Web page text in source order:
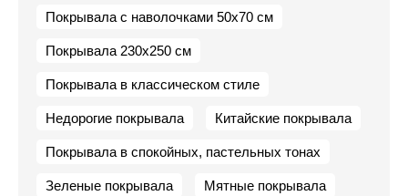
Покрывала с наволочками 50х70 см
Покрывала 230х250 см
Покрывала в классическом стиле
Недорогие покрывала Китайские покрывала
Покрывала в спокойных, пастельных тонах
Зеленые покрывала Мятные покрывала